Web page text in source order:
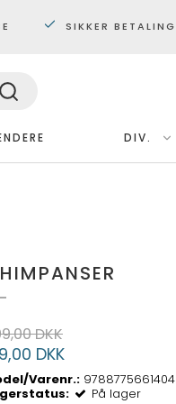
SIKKER BETALING
DIV.
DKK
DKK
Varenr.: 9788775661404
På lager